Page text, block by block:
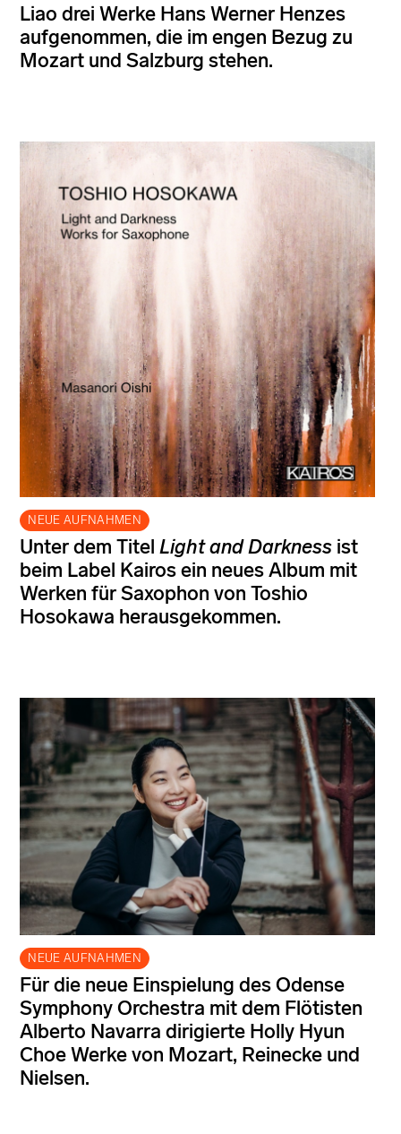
Liao drei Werke Hans Werner Henzes
aufgenommen, die im engen Bezug zu
Mozart und Salzburg stehen.
NEUE AUFNAHMEN
Unter dem Titel Light and Darkness ist
beim Label Kairos ein neues Album mit
Werken für Saxophon von Toshio
Hosokawa herausgekommen.
NEUE AUFNAHMEN
Für die neue Einspielung des Odense
Symphony Orchestra mit dem Flötisten
Alberto Navarra dirigierte Holly Hyun
Choe Werke von Mozart, Reinecke und
Nielsen.